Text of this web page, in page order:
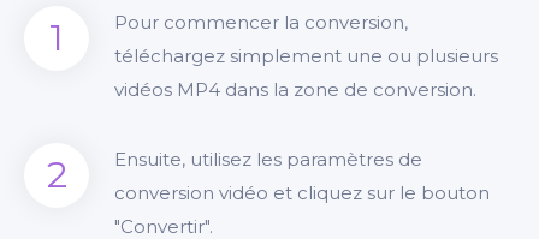
1
Pour commencer la conversion,
téléchargez simplement une ou plusieurs
vidéos MP4 dans la zone de conversion.
2
Ensuite, utilisez les paramètres de
conversion vidéo et cliquez sur le bouton
"Convertir".